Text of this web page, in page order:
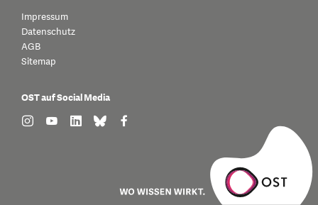
Impressum
Datenschutz
AGB
Sitemap
OST auf Social Media
find us on: instagram
find us on: youtube
find us on: linkedin
find us on: bluesky
find us on: facebook